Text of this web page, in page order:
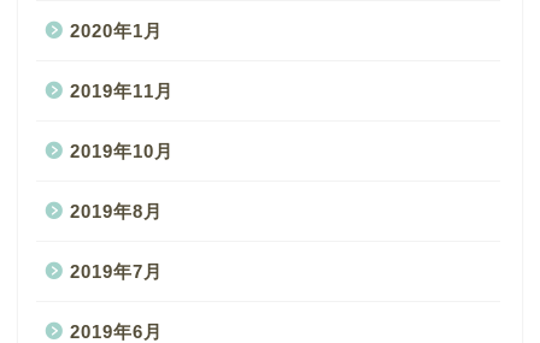
2020年1月
2019年11月
2019年10月
2019年8月
2019年7月
2019年6月